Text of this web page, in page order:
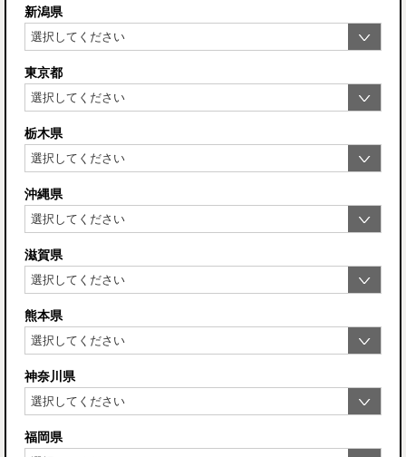
新潟県
東京都
栃木県
沖縄県
滋賀県
熊本県
神奈川県
福岡県